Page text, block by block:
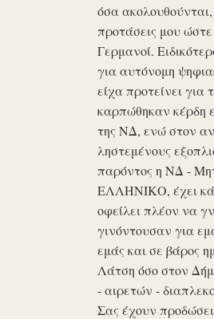
όσα
προτάσεις μου
Γερμανοί.
για αυτόνομη
είχα προτείνει
καρπώθηκαν κέρδη
της ΝΔ, ενώ στον
ληστεμένους
παρόντος η ΝΔ -
ΕΛΛΗΝΙΚΟ, έχει
οφείλει πλέον να
γινόντουσαν για
εμάς και σε βάρος
Λάτση όσο στον
- αιρετών -
Σας έχουν